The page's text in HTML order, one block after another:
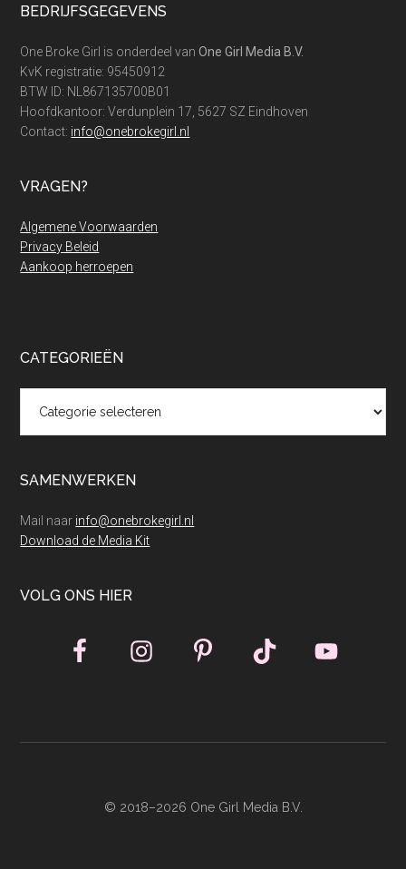
Footer
BEDRIJFSGEGEVENS
One Broke Girl is onderdeel vanOne Girl Media B.V.
KvK registratie: 95450912
BTW ID: NL867135700B01
Hoofdkantoor: Verdunplein 17, 5627 SZ Eindhoven
Contact: info@onebrokegirl.nl
VRAGEN?
Algemene Voorwaarden
Privacy Beleid
Aankoop herroepen
CATEGORIEËN
SAMENWERKEN
Mail naar info@onebrokegirl.nl
Download de Media Kit
VOLG ONS HIER
© 2018–2026 One Girl Media B.V.